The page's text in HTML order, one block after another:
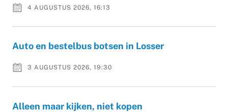
4 AUGUSTUS 2026, 16:13
Auto en bestelbus botsen in Losser
3 AUGUSTUS 2026, 19:30
Alleen maar kijken, niet kopen